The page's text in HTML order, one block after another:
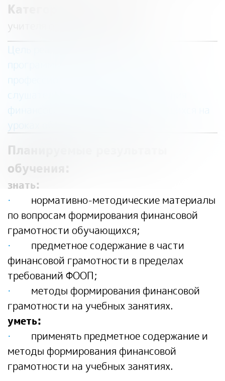
Категория слушателей:
учителя обществознания
Цель реализации
программы:
профессиональных компетенций
слушателей в области формирования
финансовой грамотности обучающихся на
уроках обществознания
Планируемые результаты
обучения:
знать:
· нормативно-методические материалы
по вопросам формирования финансовой
грамотности обучающихся;
· предметное содержание в части
финансовой грамотности в пределах
требований ФООП;
· методы формирования финансовой
грамотности на учебных занятиях.
уметь:
· применять предметное содержание и
методы формирования финансовой
грамотности на учебных занятиях.